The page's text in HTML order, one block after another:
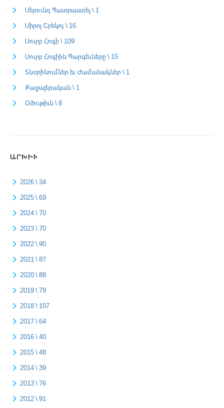
Սերունդ Պատրաստել \ 1
Սիրոյ Երեկոյ \ 16
Սուրբ Հոգի \ 109
Սուրբ Հոգիին Պարգեւները \ 15
Տնօրինումներ եւ Ժամանակներ \ 1
Քաջալերական \ 1
Օծութիւն \ 8
ԱՐԽԻՒ
2026 \ 34
2025 \ 69
2024 \ 70
2023 \ 70
2022 \ 90
2021 \ 87
2020 \ 88
2019 \ 79
2018 \ 107
2017 \ 64
2016 \ 40
2015 \ 48
2014 \ 39
2013 \ 76
2012 \ 91